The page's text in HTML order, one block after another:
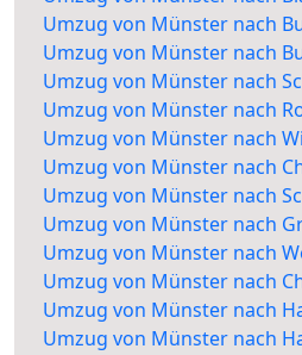
Umzug von Münster nach
Umzug von Münster nach
Umzug von Münster nach
Umzug von Münster nach
Umzug von Münster nach
Umzug von Münster nach
Umzug von Münster nach
Umzug von Münster nach
Umzug von Münster nach
Umzug von Münster nach
Umzug von Münster nach
Umzug von Münster nach